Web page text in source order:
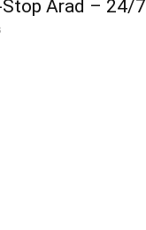
Stop Arad – 24/7